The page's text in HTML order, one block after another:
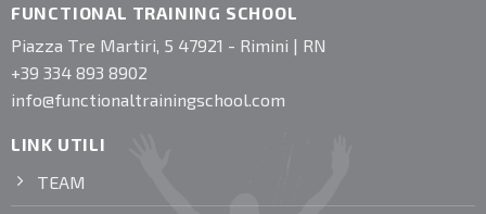
FUNCTIONAL TRAINING SCHOOL
Piazza Tre Martiri, 5 47921 - Rimini | RN
+39 334 893 8902
info@functionaltrainingschool.com
LINK UTILI
TEAM